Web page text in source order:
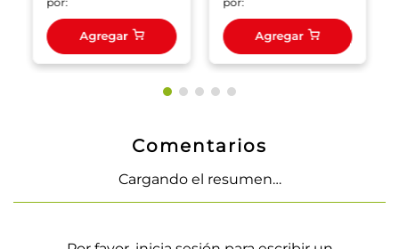
Agregar Agregar
Comentarios
Cargando el resumen…